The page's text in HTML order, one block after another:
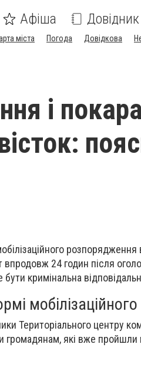
Афіша Довідник
міста Погода Довідкова
і
розпорядження
24 годин після
кримінальна
Територіального центру
які вже пройшли